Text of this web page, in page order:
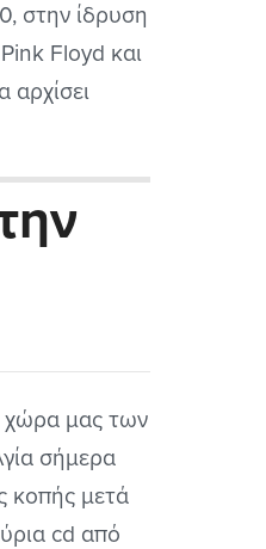
στην ίδρυση
Floyd και
αρχίσει
χώρα μας των
σήμερα
κοπής μετά
cd από